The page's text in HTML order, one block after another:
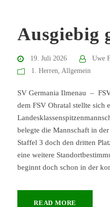
Ausgiebig
19. Juli 2026
Uwe
1. Herren, Allgemein
SV Germania Ilmenau –
dem FSV Ohratal stellte sich
belegte die Mannschaft in
Staffel 3 doch den dritten
eine weitere
beginnt doch schon in der
READ MORE